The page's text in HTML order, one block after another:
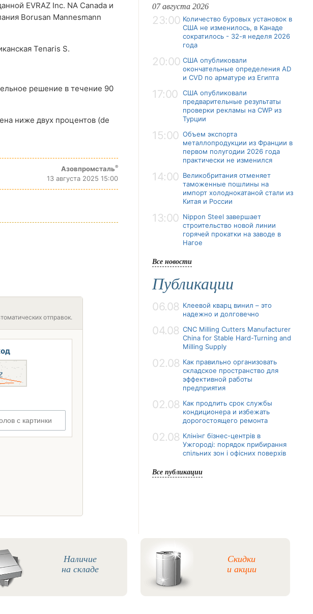
EVRAZ Inc. NA Canada и
Borusan Mannesmann
Tenaris S.
решение в течение 90
ниже двух процентов (de
Азовпромсталь®
13 августа 2025 15:00
отправок.
07 августа 2026
23:00 Количество буровых установок в
США не изменилось, в Канаде
сократилось - 32-я неделя 2026
года
20:00 США опубликовали
окончательные определения AD
и CVD по арматуре из Египта
17:00
США опубликовали
предварительные результаты
проверки рекламы на CWP из
Турции
15:00 Объем экспорта
металлопродукции из Франции в
первом полугодии 2026 года
практически не изменился
14:00 Великобритания отменяет
таможенные пошлины на
импорт холоднокатаной стали из
Китая и России
13:00 Nippon Steel завершает
строительство новой линии
горячей прокатки на заводе в
Нагое
Все новости
Публикации
06.08 Клеевой кварц винил – это
надежно и долговечно
04.08 CNC Milling Cutters Manufacturer
China for Stable Hard-Turning and
Milling Supply
02.08 Как правильно организовать
складское пространство для
эффективной работы
предприятия
02.08 Как продлить срок службы
кондиционера и избежать
дорогостоящего ремонта
02.08 Клінінг бізнес-центрів в
Ужгороді: порядок прибирання
спільних зон і офісних поверхів
Все публикации
Наличие
на складе
Скидки
и акции